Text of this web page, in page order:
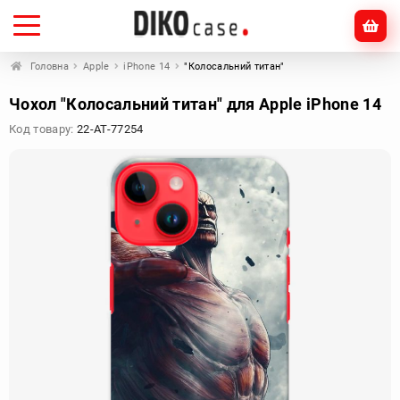
Головна Apple iPhone 14 "Колосальний титан"
Чохол "Колосальний титан" для Apple iPhone 14
Код товару: 22-AT-77254